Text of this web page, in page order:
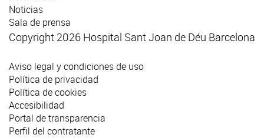
Noticias
Sala de prensa
Copyright 2026 Hospital Sant Joan de Déu Barcelona
Aviso legal y condiciones de uso
Política de privacidad
Política de cookies
Accesibilidad
Portal de transparencia
Perfil del contratante